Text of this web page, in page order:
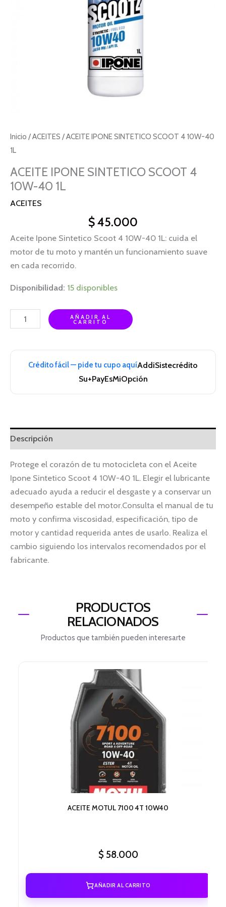
Inicio /ACEITES / ACEITE IPONE SINTETICO SCOOT 4 10W-40
1L
ACEITE IPONE SINTETICO SCOOT 4
10W-40 1L
ACEITES
$45.000
Aceite Ipone Sintetico Scoot 4 10W-40 1L: cuida el
motor de tu moto y mantén un funcionamiento suave
en cada recorrido.
Disponibilidad: 15 disponibles
AÑADIR AL
CARRITO
Crédito fácil — pide tu cupo aquíAddiSistecrédito
Su+PayEsMiOpción
Descripción
Protege el corazón de tu motocicleta con el Aceite
Ipone Sintetico Scoot 4 10W-40 1L. Elegir el lubricante
adecuado ayuda a reducir el desgaste y a conservar un
desempeño estable del motor.Consulta el manual de tu
moto y confirma viscosidad, especificación, tipo de
motor y cantidad requerida antes de usarlo. Realiza el
cambio siguiendo los intervalos recomendados por el
fabricante.
PRODUCTOS
RELACIONADOS
Productos que también pueden interesarte
ACEITE MOTUL 7100 4T 10W40
$58.000
AÑADIR AL CARRITO